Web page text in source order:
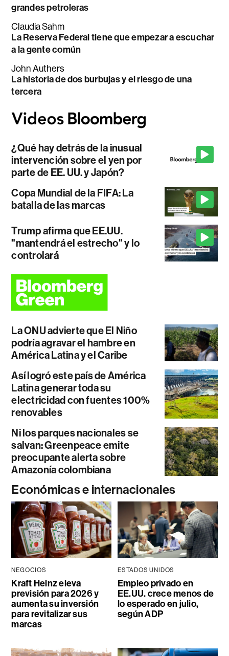
grandes petroleras
Claudia Sahm
La Reserva Federal tiene que empezar a escuchar
a la gente común
John Authers
La historia de dos burbujas y el riesgo de una
tercera
¿Qué hay detrás de la inusual
intervención sobre el yen por
parte de EE. UU. y Japón?
Copa Mundial de la FIFA: La
batalla de las marcas
Trump afirma que EE.UU.
"mantendrá el estrecho" y lo
controlará
La ONU advierte que El Niño
podría agravar el hambre en
América Latina y el Caribe
Así logró este país de América
Latina generar toda su
electricidad con fuentes 100%
renovables
Ni los parques nacionales se
salvan: Greenpeace emite
preocupante alerta sobre
Amazonía colombiana
Económicas e internacionales
NEGOCIOS
Kraft Heinz eleva
previsión para 2026 y
aumenta su inversión
para revitalizar sus
marcas
ESTADOS UNIDOS
Empleo privado en
EE.UU. crece menos de
lo esperado en julio,
según ADP